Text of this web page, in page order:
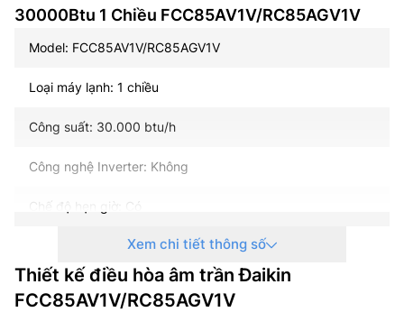
30000Btu 1 Chiều FCC85AV1V/RC85AGV1V
Model: FCC85AV1V/RC85AGV1V
Loại máy lạnh: 1 chiều
Công suất: 30.000 btu/h
Công nghệ Inverter: Không
Chế độ hẹn giờ: Có
Tự khởi động lại sau khi có điện: Có
Công suất tiêu thụ định mức: 2,710 W
Xem chi tiết thông số
Thiết kế điều hòa âm trần Đaikin
FCC85AV1V/RC85AGV1V